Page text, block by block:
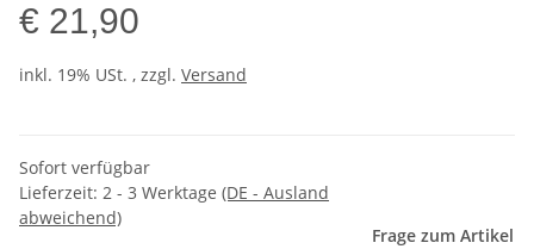
€ 21,90
inkl. 19% USt. , zzgl. Versand
Sofort verfügbar
Lieferzeit: 2 - 3 Werktage (DE - Ausland
abweichend)
Frage zum Artikel